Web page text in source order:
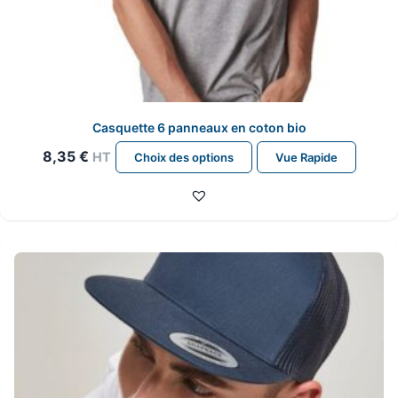
Casquette 6 panneaux en coton bio
8,35 € HT Choix des options
Ce
produit
peuvent
choisies
sur
Vue Rapide